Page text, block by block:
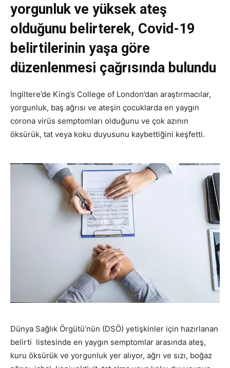
yorgunluk ve yüksek ateş
olduğunu belirterek, Covid-19
belirtilerinin yaşa göre
düzenlenmesi çağrısında bulundu
İngiltere’de King’s College of London’dan araştırmacılar,
yorgunluk, baş ağrısı ve ateşin çocuklarda en yaygın
corona virüs semptomları olduğunu ve çok azının
öksürük, tat veya koku duyusunu kaybettiğini keşfetti.
Dünya Sağlık Örgütü’nün (DSÖ) yetişkinler için hazırlanan
belirti listesinde en yaygın semptomlar arasında ateş,
kuru öksürük ve yorgunluk yer alıyor, ağrı ve sızı, boğaz